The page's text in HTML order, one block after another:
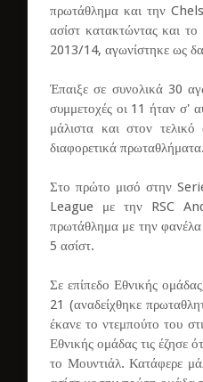
πρωτάθλημα και την
ασίστ κατακτώντας και
2013/14, αγωνίστηκε ως
Έπαιξε σε συνολικά 30
συμμετοχές οι 11 ήταν σ'
μάλιστα και στον
διαφορετικά πρωταθλήματα.
Στο πρώτο μισό στην
League με την RSC
πρωτάθλημα με την
5 ασίστ.
Σε επίπεδο Εθνικής
21 (αναδείχθηκε
έκανε το ντεμπούτο του
Εθνικής ομάδας τις έζησε
το Μουντιάλ. Κατάφερε